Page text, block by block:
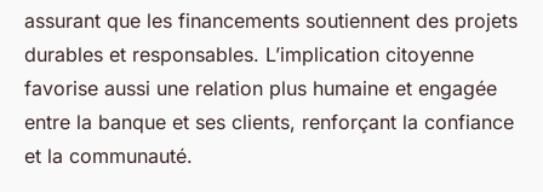
assurant que les financements soutiennent des projets
durables et responsables. L’implication citoyenne
favorise aussi une relation plus humaine et engagée
entre la banque et ses clients, renforçant la confiance
et la communauté.